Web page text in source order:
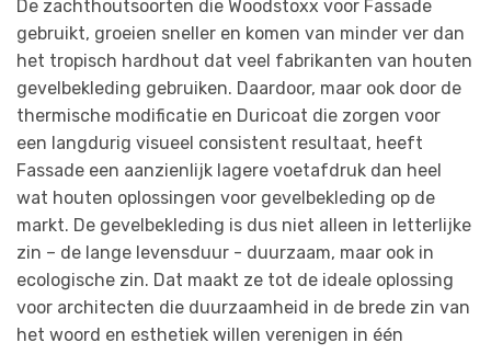
De zachthoutsoorten die Woodstoxx voor Fassade
gebruikt, groeien sneller en komen van minder ver dan
het tropisch hardhout dat veel fabrikanten van houten
gevelbekleding gebruiken. Daardoor, maar ook door de
thermische modificatie en Duricoat die zorgen voor
een langdurig visueel consistent resultaat, heeft
Fassade een aanzienlijk lagere voetafdruk dan heel
wat houten oplossingen voor gevelbekleding op de
markt. De gevelbekleding is dus niet alleen in letterlijke
zin – de lange levensduur - duurzaam, maar ook in
ecologische zin. Dat maakt ze tot de ideale oplossing
voor architecten die duurzaamheid in de brede zin van
het woord en esthetiek willen verenigen in één